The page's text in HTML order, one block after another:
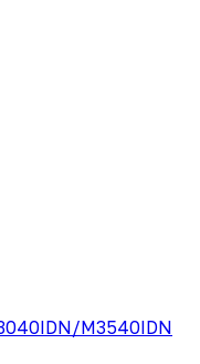
M3540IDN